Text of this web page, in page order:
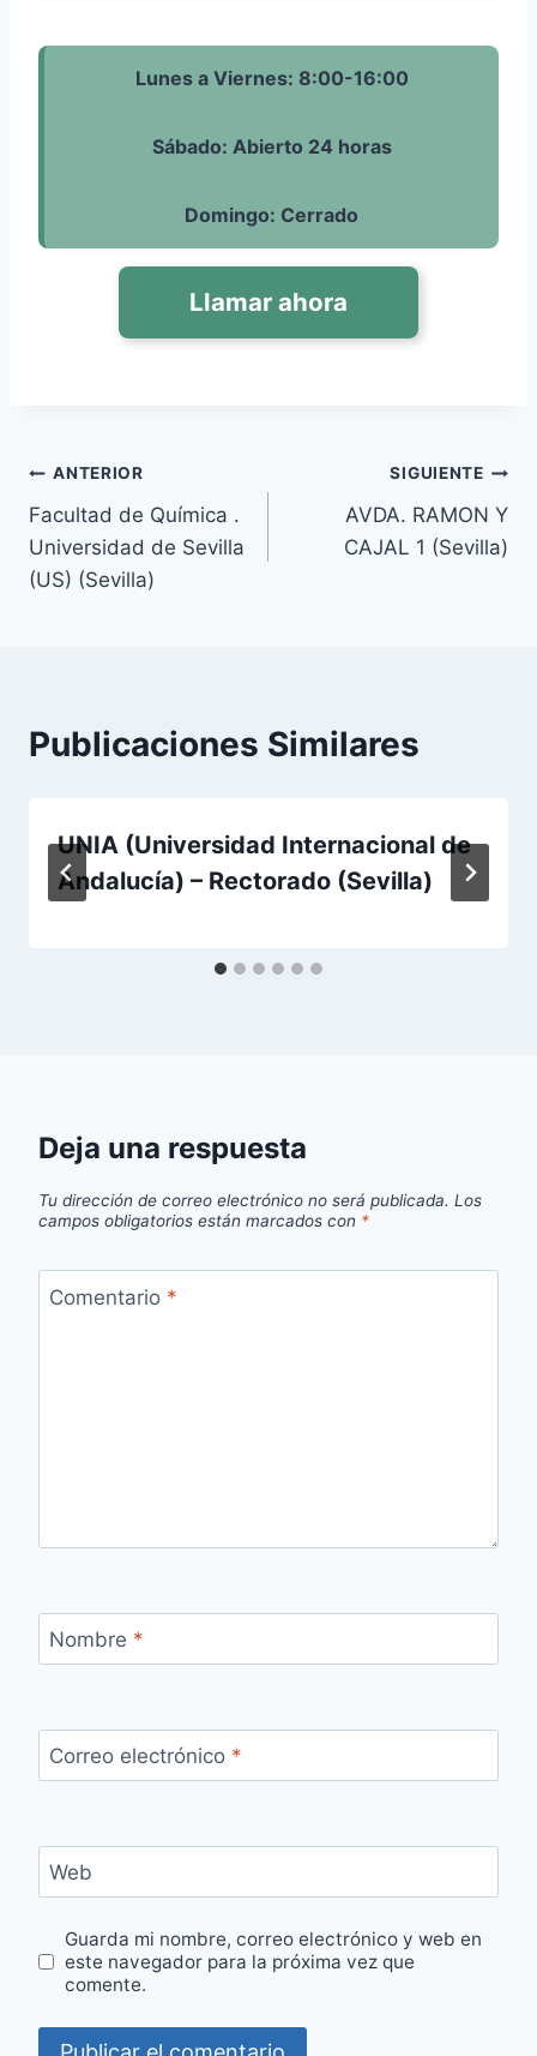
Lunes a Viernes: 8:00-16:00
Sábado: Abierto 24 horas
Domingo: Cerrado
Llamar ahora
Navegación
de
entradas
ANTERIOR
Facultad de Química .
Universidad de Sevilla
(US) (Sevilla)
SIGUIENTE
AVDA. RAMON Y
CAJAL 1 (Sevilla)
Publicaciones Similares
UNIA (Universidad Internacional de
Andalucía) – Rectorado (Sevilla)
Deja una respuesta
Tu dirección de correo electrónico no será publicada. Los
campos obligatorios están marcados con *
Comentario *
Nombre *
Correo electrónico *
Web
Guarda mi nombre, correo electrónico y web en
este navegador para la próxima vez que
comente.